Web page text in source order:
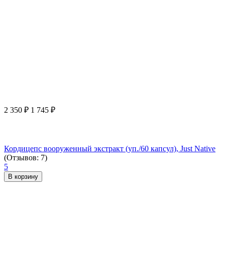
2 350 ₽ 1 745 ₽
Кордицепс вооруженный экстракт (уп./60 капсул), Just Native
(Отзывов: 7)
5
В корзину